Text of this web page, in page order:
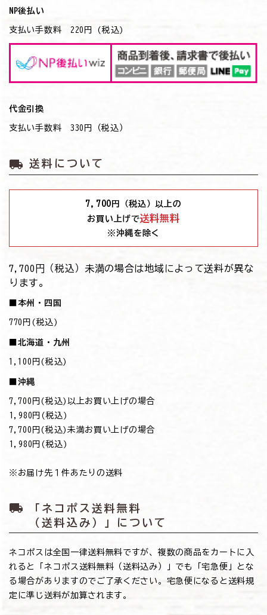
NP後払い
支払い手数料 220円 (税込)
代金引換
支払い手数料 330円（税込）
local_shipping 送料について
7,700 円（税込）以上の
お買い上げで送料無料
※沖縄を除く
7,700円（税込）未満の場合は地域によって送料が異な
ります。
■本州・四国
770円(税込)
■北海道・九州
1,100円(税込)
■沖縄
7,700円(税込)以上お買い上げの場合
→1,980円(税込)
7,700円(税込)未満お買い上げの場合
→1,980円(税込)
※お届け先１件あたりの送料
local_shipping
「ネコポス送料無料
（送料込み）」について
ネコポスは全国一律送料無料ですが、複数の商品をカートに入
れると「ネコポス送料無料（送料込み）」でも「宅急便」とな
る場合がありますのでご了承ください。宅急便になると送料規
定に準じ送料が加算されます。